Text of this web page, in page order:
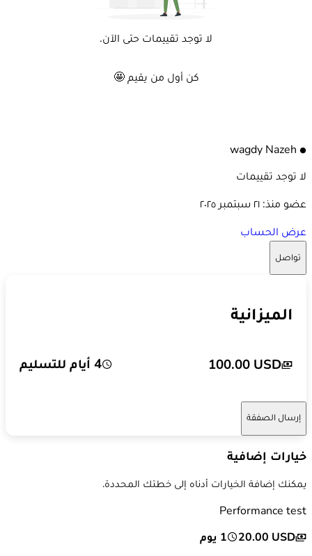
لا توجد تقييمات حتى الآن.
كن أول من يقيم 🤩
لا توجد تقييمات
عضو منذ: ٢١ سبتمبر ٢٠٢٥
عرض الحساب
تواصل
الميزانية
100.00 USD 4 أيام للتسليم
إرسال الصفقة
خيارات إضافية
يمكنك إضافة الخيارات أدناه إلى خطتك المحددة.
Performance test
20.00 USD
1 يوم